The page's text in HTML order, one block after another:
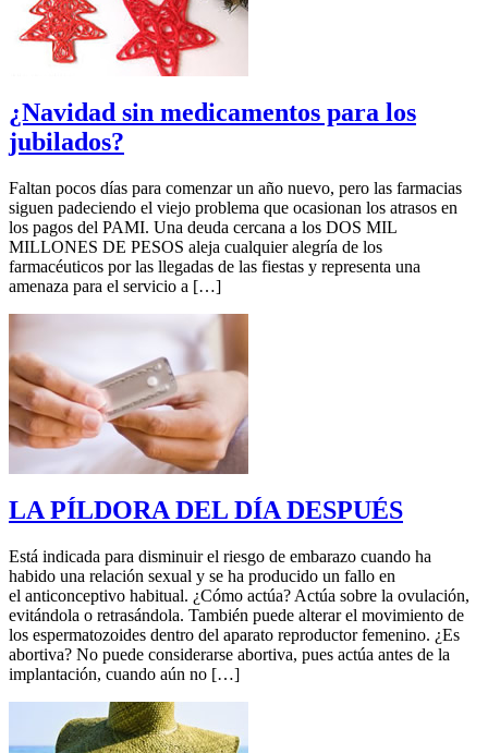
¿Navidad sin medicamentos para los
jubilados?
Faltan pocos días para comenzar un año nuevo, pero las farmacias
siguen padeciendo el viejo problema que ocasionan los atrasos en
los pagos del PAMI. Una deuda cercana a los DOS MIL
MILLONES DE PESOS aleja cualquier alegría de los
farmacéuticos por las llegadas de las fiestas y representa una
amenaza para el servicio a […]
LA PÍLDORA DEL DÍA DESPUÉS
Está indicada para disminuir el riesgo de embarazo cuando ha
habido una relación sexual y se ha producido un fallo en
el anticonceptivo habitual. ¿Cómo actúa? Actúa sobre la ovulación,
evitándola o retrasándola. También puede alterar el movimiento de
los espermatozoides dentro del aparato reproductor femenino. ¿Es
abortiva? No puede considerarse abortiva, pues actúa antes de la
implantación, cuando aún no […]